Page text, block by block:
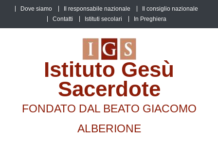
content
Dove siamo Il responsabile nazionale
Il consiglio nazionale
Contatti
Istituti secolari In Preghiera
Istituto Gesù
Sacerdote
FONDATO DAL BEATO GIACOMO
ALBERIONE